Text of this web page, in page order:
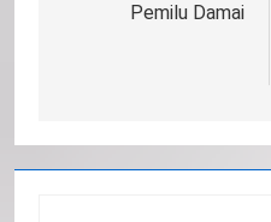
Pemilu Damai